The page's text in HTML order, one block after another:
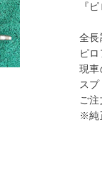
『
全長
ピ
現車
ス
ご
※純